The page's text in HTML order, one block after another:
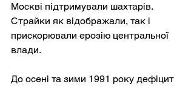
Москві підтримували шахтарів.
Страйки як відображали, так і
прискорювали ерозію центральної
влади.
До осені та зими 1991 року дефіцит